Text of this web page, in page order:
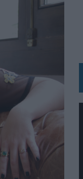
ECONÓMICOS
DE LA MISMA